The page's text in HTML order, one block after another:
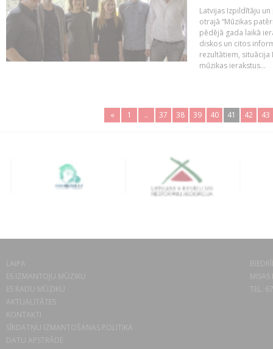
Latvijas Izpildītāju
otrajā “Mūzikas
pēdējā gada laikā
diskos un citos
rezultātiem, situācija
mūzikas ierakstus...
« 1 .. 37 38 39 40 41 42 43
LAIPA
ES IZMANTOJU MŪZIKU
ES RADU MŪZIKU
AKTUALITĀTES
KONTAKTI
SĪKDATŅU IZMANTOŠANAS POLITIKA
DATU APSTRĀDE
TEL.